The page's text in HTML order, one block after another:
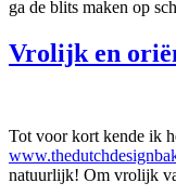
ga de blits maken op
Vrolijk en
Tot voor kort kende ik
natuurlijk! Om vrolijk